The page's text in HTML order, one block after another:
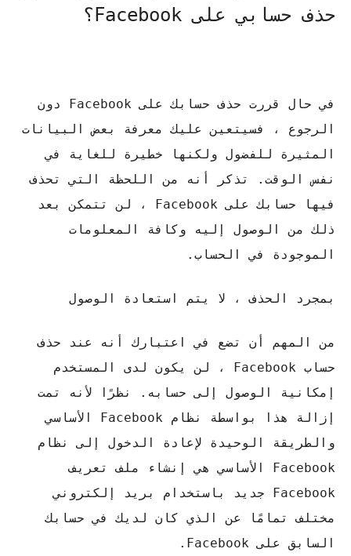
حذف حسابي على Facebook؟
في حال قررت حذف حسابك على Facebook دون
الرجوع ، فسيتعين عليك معرفة بعض البيانات
المثيرة للفضول ولكنها خطيرة للغاية في
نفس الوقت. تذكر أنه من اللحظة التي تحذف
فيها حسابك على Facebook ، لن تتمكن بعد
ذلك من الوصول إليه وكافة المعلومات
الموجودة في الحساب.
بمجرد الحذف ، لا يتم استعادة الوصول
من المهم أن تضع في اعتبارك أنه عند حذف
حساب Facebook ، لن يكون لدى المستخدم
إمكانية الوصول إلى حسابه. نظرًا لأنه تمت
إزالة هذا بواسطة نظام Facebook الأساسي
والطريقة الوحيدة لإعادة الدخول إلى نظام
Facebook الأساسي هي إنشاء ملف تعريف
Facebook جديد باستخدام بريد إلكتروني
مختلف تمامًا عن الذي كان لديك في حسابك
السابق على Facebook.